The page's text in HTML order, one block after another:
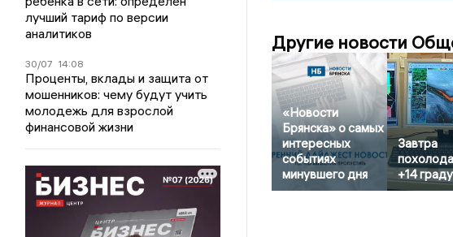
лучший тариф по версии
аналитиков
30/07 14:08
Проценты, вклады и защита от
мошенников: чему будут учить
молодежь для взрослой
финансовой жизни
Другие новости
«Новости
Брянска» о самых
интересных
событиях
минувшего дня
Завтра
+14